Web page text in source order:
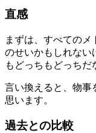
直感
まずは、すべての
のせいかもしれない
もどっちもどっちだ
言い換えると、物事
思います。
過去との比較